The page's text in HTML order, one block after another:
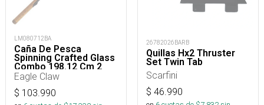
LM080712BA
Caña De Pesca
Spinning Crafted Glass
Combo 198.12 Cm 2
Piezas
Eagle Claw
$ 103.990
26782026BARB
Quillas Hx2 Thruster
Set Twin Tab
Scarfini
$ 46.990